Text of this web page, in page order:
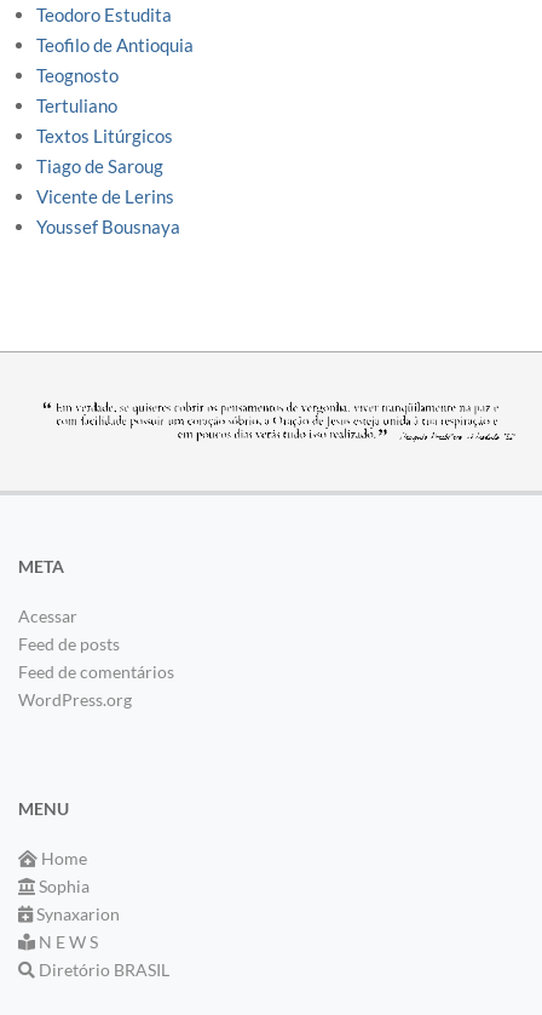
Teodoro Estudita
Teofilo de Antioquia
Teognosto
Tertuliano
Textos Litúrgicos
Tiago de Saroug
Vicente de Lerins
Youssef Bousnaya
META
Acessar
Feed de posts
Feed de comentários
WordPress.org
MENU
Home
Sophia
Synaxarion
N E W S
Diretório BRASIL